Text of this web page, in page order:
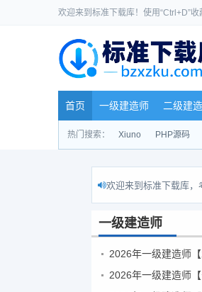
欢迎来到标准下载库！使用“Ctrl+D”收
首页 一级建造师 二级建
热门搜索： Xiuno PHP源码
欢迎来到标准下载库，
一级建造师